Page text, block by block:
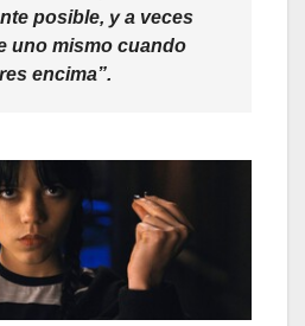
posible, y a veces
uno mismo cuando
encima”.